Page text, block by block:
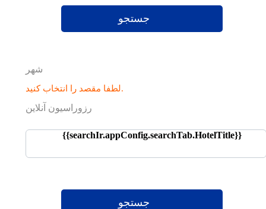
جستجو
شهر
لطفا مقصد را انتخاب کنید.
رزوراسیون آنلاین
{{searchIr.appConfig.searchTab.HotelTitle}}
جستجو